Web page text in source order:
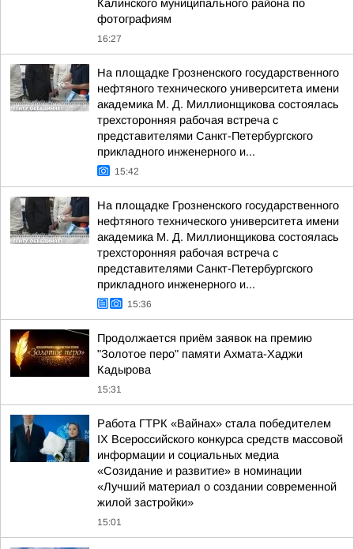
Калинского муниципального района по
фотографиям
16:27
На площадке Грозненского государственного
нефтяного технического университета имени
академика М. Д. Миллионщикова состоялась
трехсторонняя рабочая встреча с
представителями Санкт-Петербургского
прикладного инженерного и...
15:42
На площадке Грозненского государственного
нефтяного технического университета имени
академика М. Д. Миллионщикова состоялась
трехсторонняя рабочая встреча с
представителями Санкт-Петербургского
прикладного инженерного и...
15:36
Продолжается приём заявок на премию
"Золотое перо" памяти Ахмата-Хаджи
Кадырова
15:31
Работа ГТРК «Вайнах» стала победителем
ІХ Всероссийского конкурса средств массовой
информации и социальных медиа
«Созидание и развитие» в номинации
«Лучший материал о создании современной
жилой застройки»
15:01